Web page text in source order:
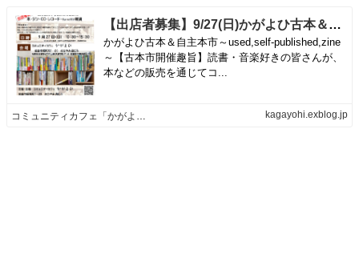
【出店者募集】9/27(日)かがよひ古本＆自主本市 | コミュニティカフェ「かがよひ」
かがよひ古本＆自主本市～used,self-published,zine
～【古本市開催趣旨】読書・音楽好きの皆さんが、
本などの販売を通じてコ...
コミュニティカフェ「かがよひ」 kagayohi.exblog.jp